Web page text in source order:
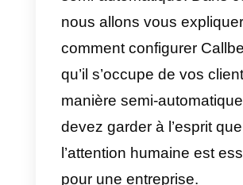
est que la position
partageons dans
être visualisée
gérer la livraison de
entreprise dans